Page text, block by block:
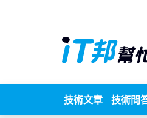
技術文章 技術問